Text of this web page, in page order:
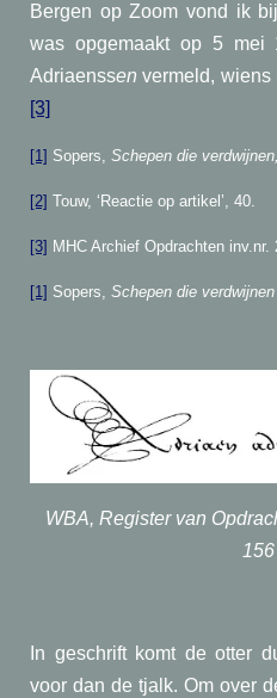
Bergen op Zoom vond ik
was opgemaakt op 5 mei
Adriaenssen vermeld, wiens
[3]
[1] Sopers, Schepen die verdwijnen,
[2] Touw, ‘Reactie op artikel’, 40.
[3] MHC Archief Opdrachten inv.nr.
[1] Sopers, Schepen die verdwijnen
WBA, Register van
156
In geschrift komt de otter
voor dan de tjalk. Om over